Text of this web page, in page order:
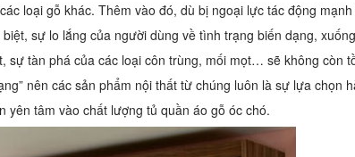
loại gỗ khác. Thêm vào đó, dù bị ngoại lực tác động
sự lo lắng của người dùng về tình trạng biến dạng,
sự tàn phá của các loại côn trùng, mối mọt… sẽ không còn
nên các sản phẩm nội thất từ chúng luôn là sự lựa chọn
yên tâm vào chất lượng tủ quần áo gỗ óc chó.